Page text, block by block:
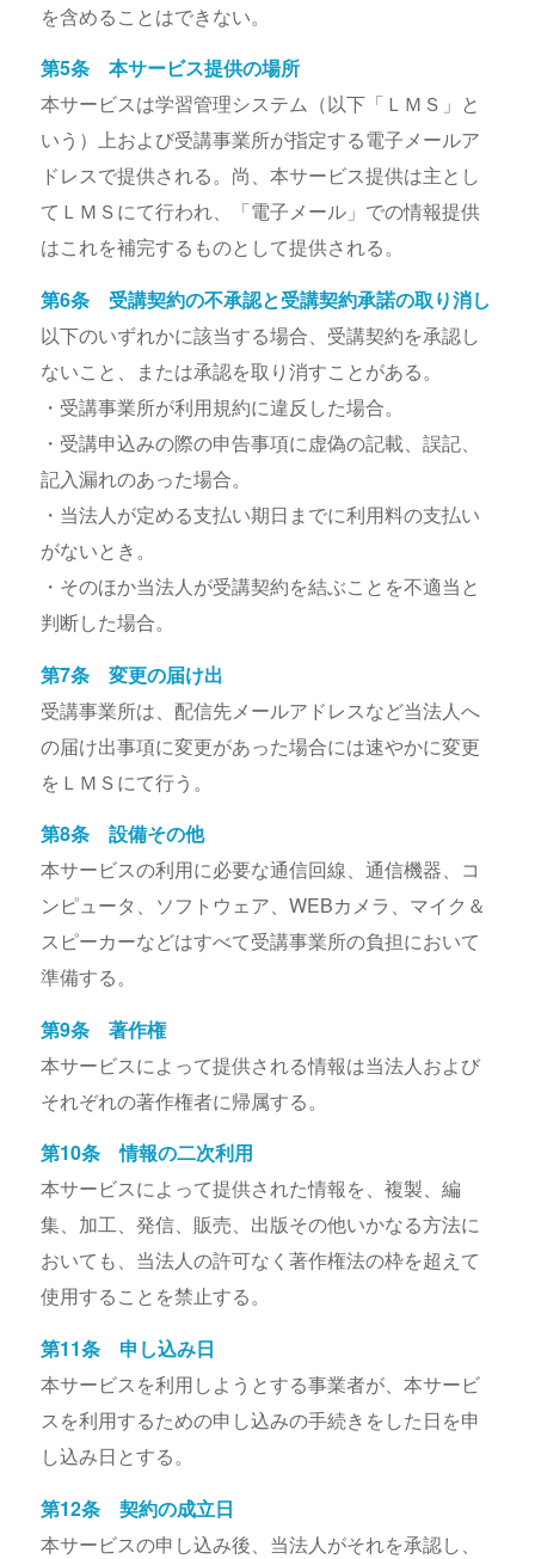
を含めることはできない。
第5条 本サービス提供の場所
本サービスは学習管理システム（以下「ＬＭＳ」と
いう）上および受講事業所が指定する電子メールア
ドレスで提供される。尚、本サービス提供は主とし
てＬＭＳにて行われ、「電子メール」での情報提供
はこれを補完するものとして提供される。
第6条 受講契約の不承認と受講契約承諾の取り消し
以下のいずれかに該当する場合、受講契約を承認し
ないこと、または承認を取り消すことがある。
・受講事業所が利用規約に違反した場合。
・受講申込みの際の申告事項に虚偽の記載、誤記、
記入漏れのあった場合。
・当法人が定める支払い期日までに利用料の支払い
がないとき。
・そのほか当法人が受講契約を結ぶことを不適当と
判断した場合。
第7条 変更の届け出
受講事業所は、配信先メールアドレスなど当法人へ
の届け出事項に変更があった場合には速やかに変更
をＬＭＳにて行う。
第8条 設備その他
本サービスの利用に必要な通信回線、通信機器、コ
ンピュータ、ソフトウェア、WEBカメラ、マイク＆
スピーカーなどはすべて受講事業所の負担において
準備する。
第9条 著作権
本サービスによって提供される情報は当法人および
それぞれの著作権者に帰属する。
第10条 情報の二次利用
本サービスによって提供された情報を、複製、編
集、加工、発信、販売、出版その他いかなる方法に
おいても、当法人の許可なく著作権法の枠を超えて
使用することを禁止する。
第11条 申し込み日
本サービスを利用しようとする事業者が、本サービ
スを利用するための申し込みの手続きをした日を申
し込み日とする。
第12条 契約の成立日
本サービスの申し込み後、当法人がそれを承認し、